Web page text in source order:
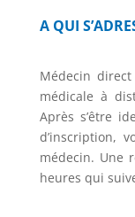
A QUI
Médecin
médicale à
Après s’être
d’inscription,
médecin. Une
heures qui